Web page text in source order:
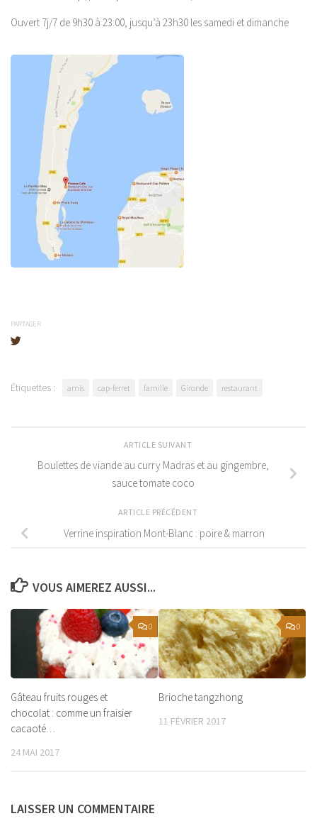
Ouvert 7j/7 de 9h30 à 23:00, jusqu’à 23h30 les samedi et dimanche
PARTAGER
Étiquettes : amis cap-ferret famille Gironde restaurant
ARTICLE SUIVANT
Boulettes de viande au curry Madras et au gingembre,
sauce tomate coco
ARTICLE PRÉCÉDENT
Verrine inspiration Mont-Blanc : poire & marron
VOUS AIMEREZ AUSSI...
0
Gâteau fruits rouges et
chocolat : comme un fraisier
cacaoté…
24 MAI 2017
0
Brioche tangzhong
11 FÉVRIER 2017
LAISSER UN COMMENTAIRE